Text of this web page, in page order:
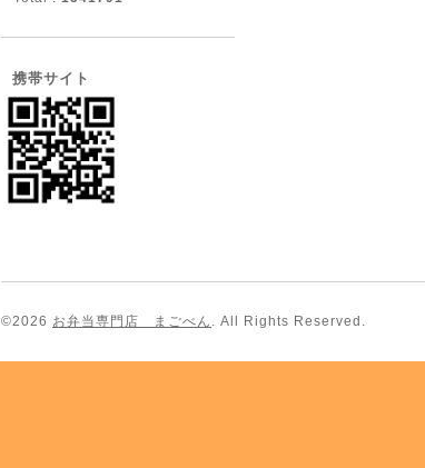
携帯サイト
©2026 お弁当専門店 まごべん . All Rights Reserved.